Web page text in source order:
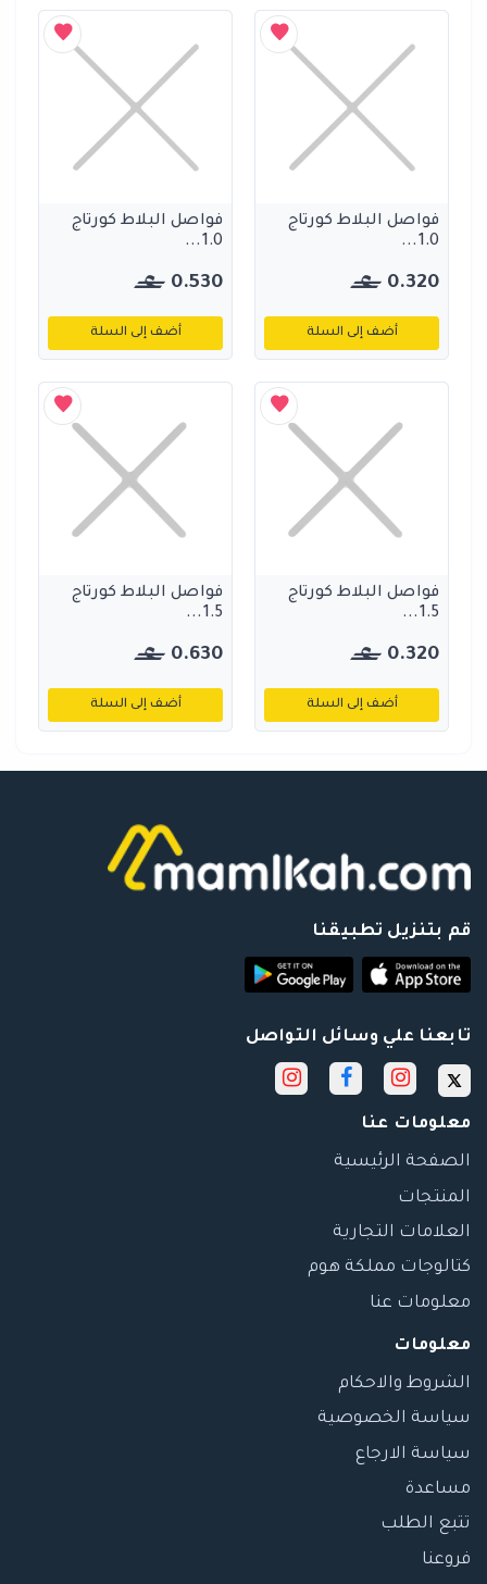
فواصل البلاط كورتاج
1.0...
0.320
أضف إلى السلة
فواصل البلاط كورتاج
1.0...
0.530
أضف إلى السلة
فواصل البلاط كورتاج
1.5...
0.320
أضف إلى السلة
فواصل البلاط كورتاج
1.5...
0.630
أضف إلى السلة
قم بتنزيل تطبيقنا
تابعنا علي وسائل التواصل
معلومات عنا
الصفحة الرئيسية
المنتجات
العلامات التجارية
كتالوجات مملكة هوم
معلومات عنا
معلومات
الشروط والاحكام
سياسة الخصوصية
سياسة الارجاع
مساعدة
تتبع الطلب
فروعنا